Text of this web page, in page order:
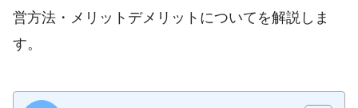
営方法・メリットデメリットについてを解説しま
す。